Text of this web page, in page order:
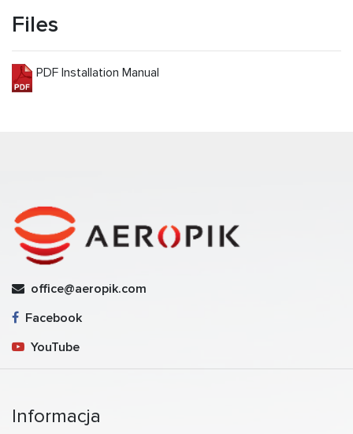
Files
PDF Installation Manual
office@aeropik.com
Facebook
YouTube
Informacja